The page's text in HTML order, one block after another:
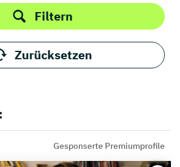
Filtern
Zurücksetzen
Gesponserte Premiumprofile